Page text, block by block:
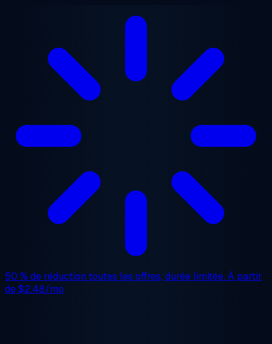
50 % de réduction toutes les offres, durée limitée. À partir
de$2.48/mo